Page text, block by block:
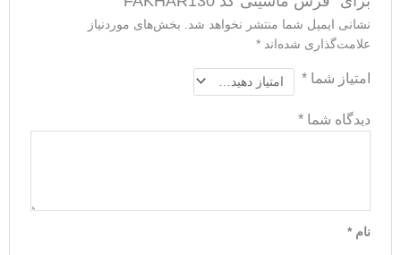
نشانی ایمیل شما منتشر نخواهد شد. بخش‌های موردنیاز
علامت‌گذاری شده‌اند*
امتیاز شما*
دیدگاه شما*
نام*